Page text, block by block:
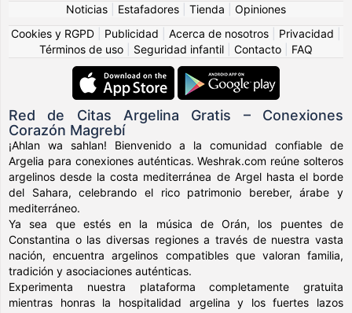
Noticias Estafadores Tienda
Opiniones
Cookies y RGPD
Publicidad Acerca de nosotros Privacidad
Términos de uso
Seguridad infantil Contacto FAQ
Red de Citas Argelina Gratis – Conexiones
Corazón Magrebí
¡Ahlan wa sahlan! Bienvenido a la comunidad confiable de
Argelia para conexiones auténticas. Weshrak.com reúne solteros
argelinos desde la costa mediterránea de Argel hasta el borde
del Sahara, celebrando el rico patrimonio bereber, árabe y
mediterráneo.
Ya sea que estés en la música de Orán, los puentes de
Constantina o las diversas regiones a través de nuestra vasta
nación, encuentra argelinos compatibles que valoran familia,
tradición y asociaciones auténticas.
Experimenta nuestra plataforma completamente gratuita
mientras honras la hospitalidad argelina y los fuertes lazos